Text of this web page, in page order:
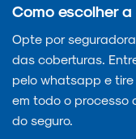
Como escolher
Opte por
das coberturas.
pelo whatsapp e
em todo o
do seguro.